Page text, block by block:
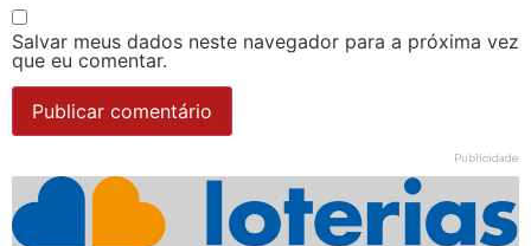
Salvar meus dados neste navegador para a próxima vez
que eu comentar.
Publicidade